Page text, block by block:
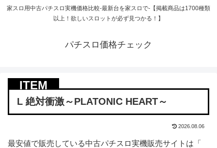
家スロ用中古パチスロ実機価格比較-最新台を家スロで-【掲載商品は1700種類
以上！欲しいスロットが必ず見つかる！】
パチスロ価格チェック
L 絶対衝激～PLATONIC HEART～
2026.08.06
最安値で販売している中古パチスロ実機販売サイトは「